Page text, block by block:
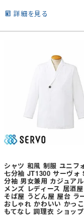
詳細を見る
シャツ 和風 制服 ユニフ
七分袖 JT1300 サーヴォ
分袖 男女兼用 カジュア
メンズ レディース 居酒
そば屋 うどん屋 屋台 ラ
おしゃれ かわいい かっ
もてなし 調理衣 ショッ